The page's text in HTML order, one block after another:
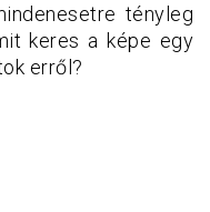
tényleg
keres a képe egy
erről?